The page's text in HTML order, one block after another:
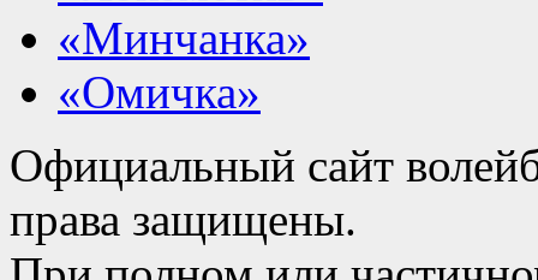
«Минчанка»
«Омичка»
Официальный сайт
права защищены.